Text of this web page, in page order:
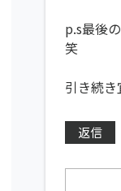
p.s最後
笑
引き続き
返信